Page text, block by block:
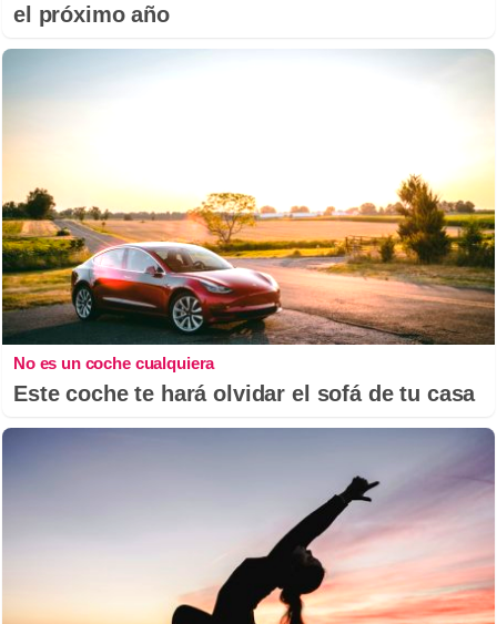
el próximo año
No es un coche cualquiera
Este coche te hará olvidar el sofá de tu casa